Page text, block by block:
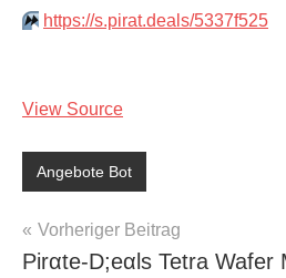
⏩️ https://s.pirat.deals/5337f525
View Source
Angebote Bot
Beitragsnavigation
Vorheriger Beitrag
Pirαtе-D;еαls Tetra Wafer